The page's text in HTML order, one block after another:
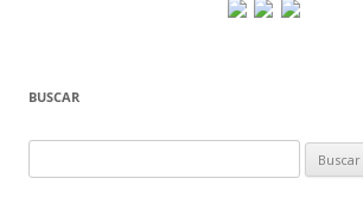
BUSCAR